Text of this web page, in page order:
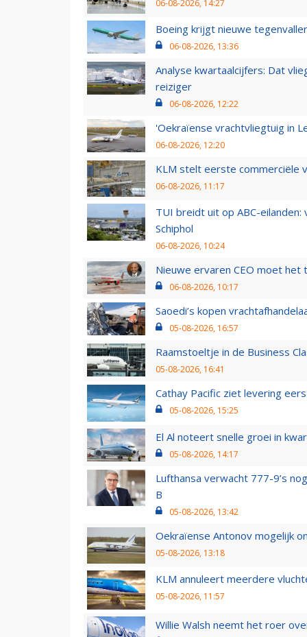
06-08-2026, 14:27
Boeing krijgt nieuwe
06-08-2026, 13:36
Analyse kwartaalcijfers: Dat
reiziger
06-08-2026, 12:22
'Oekraïense vrachtvliegtuig in
06-08-2026, 12:20
KLM stelt eerste commerciële
06-08-2026, 11:17
TUI breidt uit op ABC-
Schiphol
06-08-2026, 10:24
Nieuwe ervaren CEO moet het
06-08-2026, 10:17
Saoedi’s kopen
05-08-2026, 16:57
Raamstoeltje in de Business
05-08-2026, 16:41
Cathay Pacific ziet levering
05-08-2026, 15:25
El Al noteert snelle groei in
05-08-2026, 14:17
Lufthansa verwacht 777-9’s
B
05-08-2026, 13:42
Oekraïense Antonov mogelijk
05-08-2026, 13:18
KLM annuleert meerdere
05-08-2026, 11:57
Willie Walsh neemt het roer